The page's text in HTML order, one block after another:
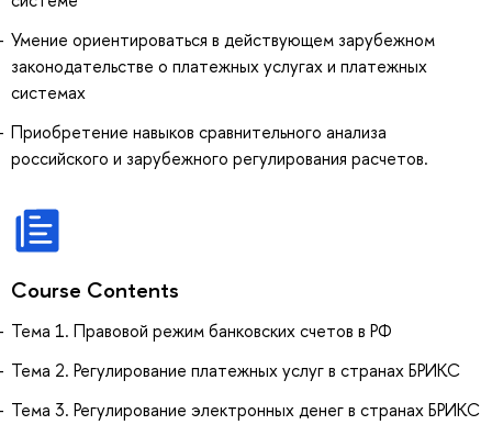
Умение ориентироваться в действующем зарубежном
законодательстве о платежных услугах и платежных
системах
Приобретение навыков сравнительного анализа
российского и зарубежного регулирования расчетов.
Course Contents
Тема 1. Правовой режим банковских счетов в РФ
Тема 2. Регулирование платежных услуг в странах БРИКС
Тема 3. Регулирование электронных денег в странах БРИКС